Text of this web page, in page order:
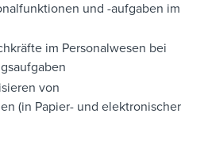
und -aufgaben im
im Personalwesen bei
von
(in Papier- und elektronischer